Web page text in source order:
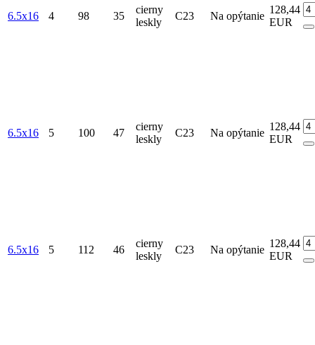
6.5x16 4 98 35
cierny
leskly
C23 Na opýtanie
128,44
EUR
6.5x16 5 100 47
cierny
leskly
C23 Na opýtanie
128,44
EUR
6.5x16 5 112 46
cierny
leskly
C23 Na opýtanie
128,44
EUR